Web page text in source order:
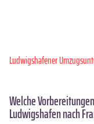
Ludwigshafener
Welche
Ludwigshafen nach